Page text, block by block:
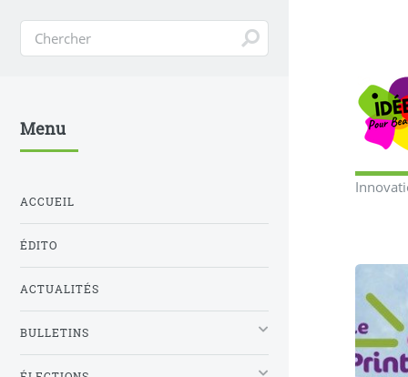
Menu
ACCUEIL
ÉDITO
ACTUALITÉS
BULLETINS